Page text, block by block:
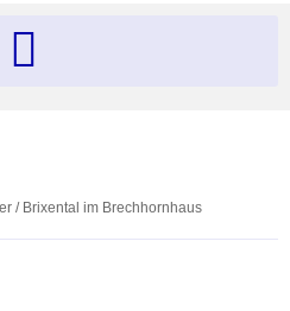
/ Brixental im Brechhornhaus